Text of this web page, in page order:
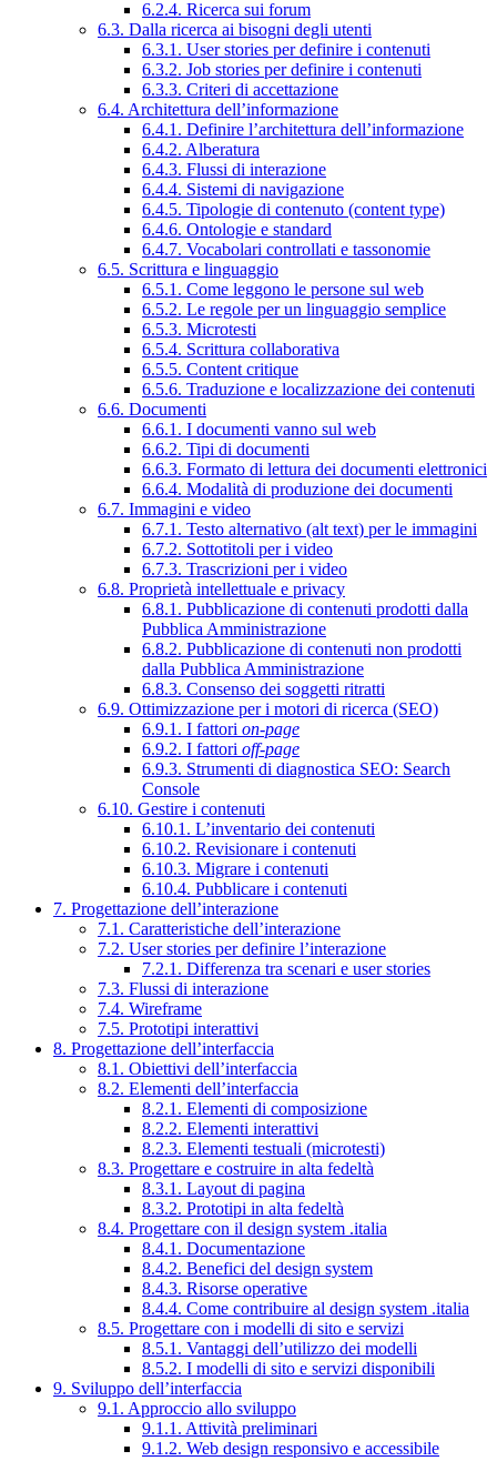
6.2.4. Ricerca sui forum
6.3. Dalla ricerca ai bisogni degli utenti
6.3.1. User stories per definire i contenuti
6.3.2. Job stories per definire i contenuti
6.3.3. Criteri di accettazione
6.4. Architettura dell’informazione
6.4.1. Definire l’architettura dell’informazione
6.4.2. Alberatura
6.4.3. Flussi di interazione
6.4.4. Sistemi di navigazione
6.4.5. Tipologie di contenuto (content type)
6.4.6. Ontologie e standard
6.4.7. Vocabolari controllati e tassonomie
6.5. Scrittura e linguaggio
6.5.1. Come leggono le persone sul web
6.5.2. Le regole per un linguaggio semplice
6.5.3. Microtesti
6.5.4. Scrittura collaborativa
6.5.5. Content critique
6.5.6. Traduzione e localizzazione dei contenuti
6.6. Documenti
6.6.1. I documenti vanno sul web
6.6.2. Tipi di documenti
6.6.3. Formato di lettura dei documenti elettronici
6.6.4. Modalità di produzione dei documenti
6.7. Immagini e video
6.7.1. Testo alternativo (alt text) per le immagini
6.7.2. Sottotitoli per i video
6.7.3. Trascrizioni per i video
6.8. Proprietà intellettuale e privacy
6.8.1. Pubblicazione di contenuti prodotti dalla
Pubblica Amministrazione
6.8.2. Pubblicazione di contenuti non prodotti
dalla Pubblica Amministrazione
6.8.3. Consenso dei soggetti ritratti
6.9. Ottimizzazione per i motori di ricerca (SEO)
6.9.1. I fattori on-page
6.9.2. I fattori off-page
6.9.3. Strumenti di diagnostica SEO: Search
Console
6.10. Gestire i contenuti
6.10.1. L’inventario dei contenuti
6.10.2. Revisionare i contenuti
6.10.3. Migrare i contenuti
6.10.4. Pubblicare i contenuti
7. Progettazione dell’interazione
7.1. Caratteristiche dell’interazione
7.2. User stories per definire l’interazione
7.2.1. Differenza tra scenari e user stories
7.3. Flussi di interazione
7.4. Wireframe
7.5. Prototipi interattivi
8. Progettazione dell’interfaccia
8.1. Obiettivi dell’interfaccia
8.2. Elementi dell’interfaccia
8.2.1. Elementi di composizione
8.2.2. Elementi interattivi
8.2.3. Elementi testuali (microtesti)
8.3. Progettare e costruire in alta fedeltà
8.3.1. Layout di pagina
8.3.2. Prototipi in alta fedeltà
8.4. Progettare con il design system .italia
8.4.1. Documentazione
8.4.2. Benefici del design system
8.4.3. Risorse operative
8.4.4. Come contribuire al design system .italia
8.5. Progettare con i modelli di sito e servizi
8.5.1. Vantaggi dell’utilizzo dei modelli
8.5.2. I modelli di sito e servizi disponibili
9. Sviluppo dell’interfaccia
9.1. Approccio allo sviluppo
9.1.1. Attività preliminari
9.1.2. Web design responsivo e accessibile